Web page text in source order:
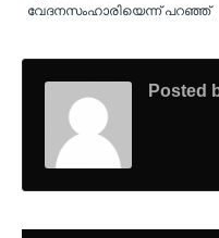
വേദനസംഹാരിയെന്ന് പറഞ്ഞ്
Posted